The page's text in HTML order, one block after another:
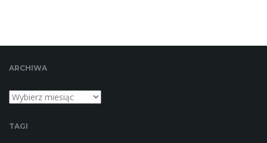
a
ARCHIWA
Archiwa
TAGI